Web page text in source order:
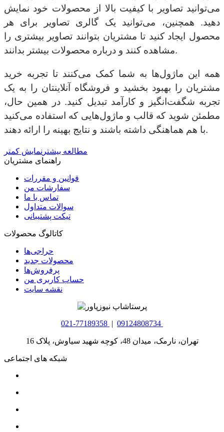
می‌توانید تصاویر با کیفیت بالا از محصولات خود نمایش
دهید. همچنین، می‌توانید یک گالری تصاویر برای هر
محصول ایجاد کنید تا مشتریان بتوانند تصاویر بیشتری را
مشاهده کنند و درباره محصولات بیشتر بدانند.
همه این ماژول‌ها به شما کمک می‌کنند تا تجربه خرید
مشتریان را بهبود بخشید و فروشگاه آنلاینتان را به یک
تجربه شگفت‌انگیز و کارآمد تبدیل کنید. در همین حال،
مطمئن شوید که قالب و ماژول‌هایی که استفاده می‌کنید
با هم هماهنگی داشته باشند و نتایج بهینه را ارائه دهند.
مطالعه بیشتر نمایش کمتر
راهنمای مشتریان
قوانین و مقررات
سفارشات من
تماس با ما
سوالات متداول
تیکت پشتیبانی
کاتالوگ محصولات
حراجی‌ها
محصولات جدید
پرفروش‌ها
حساب کاربری من
نقشه سایت
021-77189358 | 09124808734
تهران، نارمک، میدان 48، کوچه شهید سیاوش، پلاک 16
شبکه های اجتماعی